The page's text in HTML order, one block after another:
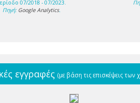
07/2018 - 07/2023.
Πηγή: Google Analytics.
εγγραφές (με βάση τις επισκέψεις των